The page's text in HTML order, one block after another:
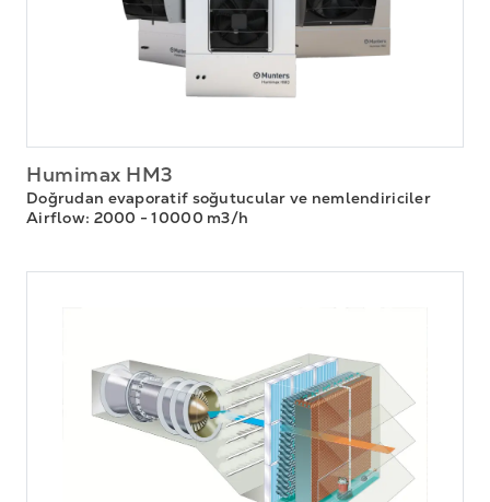
Humimax HM3
Doğrudan evaporatif soğutucular ve nemlendiriciler
Airflow: 2000 - 10000 m3/h